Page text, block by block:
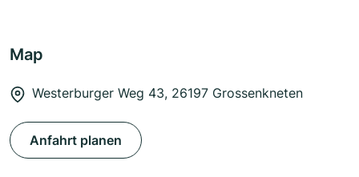
Map
Westerburger Weg 43, 26197 Grossenkneten
Anfahrt planen